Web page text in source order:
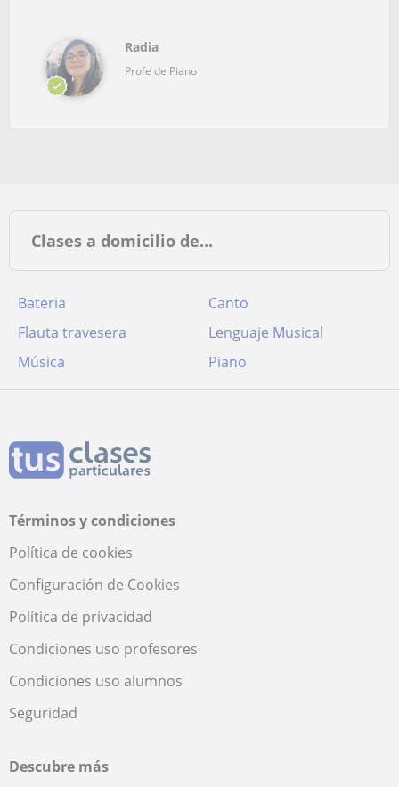
Radia
Profe de Piano
Clases a domicilio de...
Bateria
Canto
Flauta travesera
Lenguaje Musical
Música
Piano
Términos y condiciones
Política de cookies
Configuración de Cookies
Política de privacidad
Condiciones uso profesores
Condiciones uso alumnos
Seguridad
Descubre más